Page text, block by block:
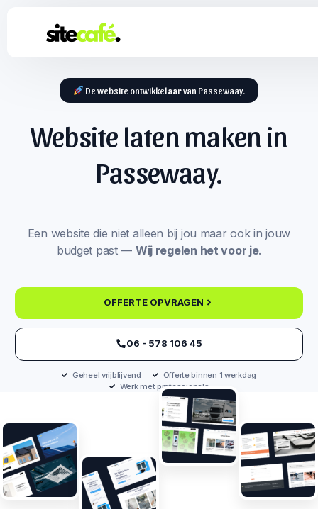
De website ontwikkelaar van Passewaay.
Website laten maken in
Passewaay.
Een website die niet alleen bij jou maar ook in jouw
budget past — Wij regelen het voor je.
OFFERTE OPVRAGEN
‪06 - 578 106 45‬
Geheel vrijblijvend
Offerte binnen 1 werkdag
Werk met professionals